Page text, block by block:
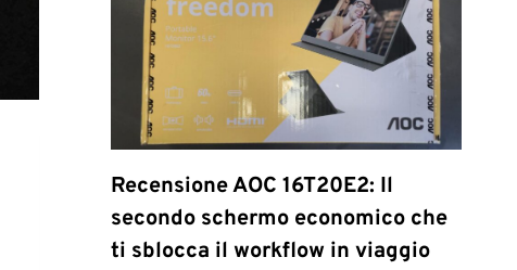
Recensione AOC 16T20E2: Il
secondo schermo economico che
ti sblocca il workflow in viaggio